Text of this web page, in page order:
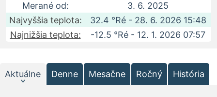
Merané od:
3. 6. 2025
Najvyššia teplota:
32.4 °Ré - 28. 6. 2026 15:48
Najnižšia teplota:
-12.5 °Ré - 12. 1. 2026 07:57
Aktuálne Denne Mesačne Ročný História